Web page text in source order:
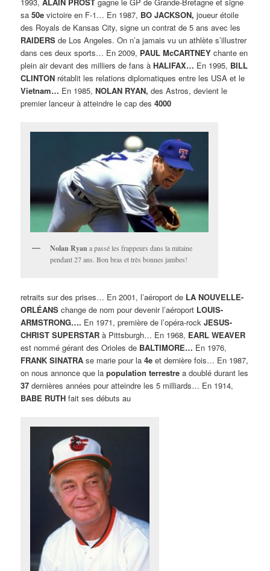
sa50e victoire en F-1… En 1987, BO JACKSON, joueur étoile
des Royals de Kansas City, signe un contrat de 5 ans avec les
RAIDERS de Los Angeles. On n’a jamais vu un athlète s’illustrer
dans ces deux sports… En 2009, PAUL McCARTNEY chante en
plein air devant des milliers de fans àHALIFAX… En 1995, BILL
CLINTON rétablit les relations diplomatiques entre les USA et le
Vietnam… En 1985,NOLAN RYAN, des Astros, devient le
premier lanceur à atteindre le cap des4000
Nolan Ryan a passé les frappeurs dans la mitaine
pendant 27 ans. Bon bras et très bonnes jambes!
retraits sur des prises… En 2001, l’aéroport de LA NOUVELLE-
ORLÉANS change de nom pour devenir l’aéroport LOUIS-
ARMSTRONG…. En 1971, première de l’opéra-rockJESUS-
CHRIST SUPERSTAR à Pittsburgh… En 1968, EARL WEAVER
est nommé gérant des Orioles de BALTIMORE… En 1976,
FRANK SINATRA se marie pour la4e et dernière fois… En 1987,
on nous annonce que lapopulation terrestre a doublé durant les
37 dernières années pour atteindre les 5 milliards… En 1914,
BABE RUTH fait ses débuts au